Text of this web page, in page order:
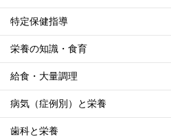
特定保健指導
栄養の知識・食育
給食・大量調理
病気（症例別）と栄養
歯科と栄養